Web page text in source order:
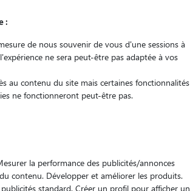
engagement
garanties
:
de nous souvenir de vous d'une sessions à
ne sera peut-être pas adaptée à vos
au contenu du site mais certaines fonctionnalités
ne fonctionneront peut-être pas.
la performance des publicités/annonces
contenu. Développer et améliorer les produits.
standard. Créer un profil pour afficher un